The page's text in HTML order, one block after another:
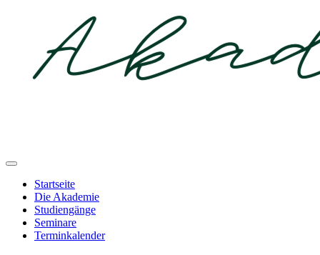
Startseite
Die Akademie
Studiengänge
Seminare
Terminkalender